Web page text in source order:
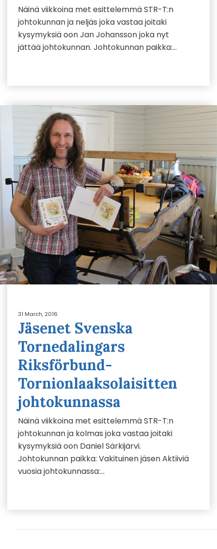
Näinä viikkoina met esittelemmä STR-T:n
johtokunnan ja neljäs joka vastaa joitaki
kysymyksiä oon Jan Johansson joka nyt
jättää johtokunnan. Johtokunnan paikka:…
31 March, 2016
Jäsenet Svenska
Tornedalingars
Riksförbund-
Tornionlaaksolaisitten
johtokunnassa
Näinä viikkoina met esittelemmä STR-T:n
johtokunnan ja kolmas joka vastaa joitaki
kysymyksiä oon Daniel Särkijärvi.
Johtokunnan paikka: Vakituinen jäsen Aktiiviä
vuosia johtokunnassa:…